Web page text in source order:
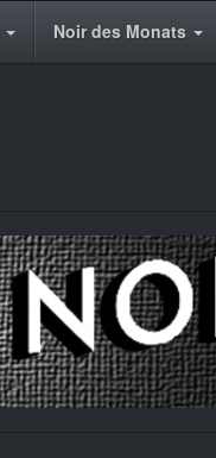
Noir des Monats